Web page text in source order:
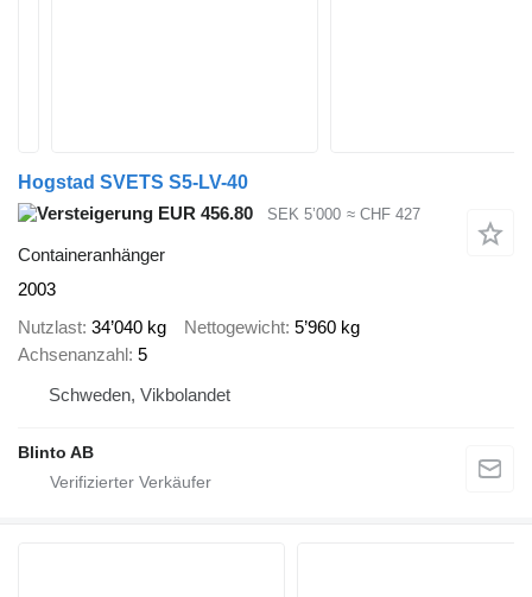
Hogstad SVETS S5-LV-40
EUR 456.80
SEK 5’000 ≈ CHF 427
Containeranhänger
2003
Nutzlast 34’040 kg Nettogewicht 5’960 kg
Achsenanzahl 5
Schweden, Vikbolandet
Blinto AB